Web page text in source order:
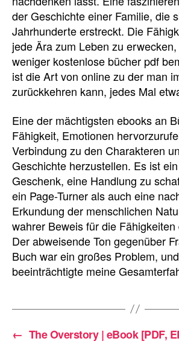
der Geschichte einer Familie, die
Jahrhunderte erstreckt. Die
jede Ära zum Leben zu
weniger kostenlose bücher pdf
ist die Art von online zu der man
zurückkehren kann, jedes Mal
Eine der mächtigsten ebooks an
Fähigkeit, Emotionen
Verbindung zu den Charakteren
Geschichte herzustellen. Es ist
Geschenk, eine Handlung zu
ein Page-Turner als auch eine
Erkundung der menschlichen
wahrer Beweis für die
Der abweisende Ton gegenüber
Buch war ein großes Problem,
beeinträchtigte meine
← The Overstory | eBook [PDF,